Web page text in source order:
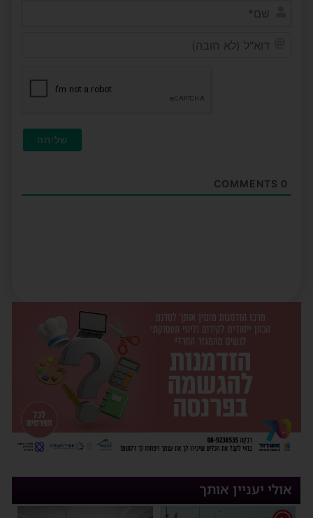
0
אולי יעניין אותך